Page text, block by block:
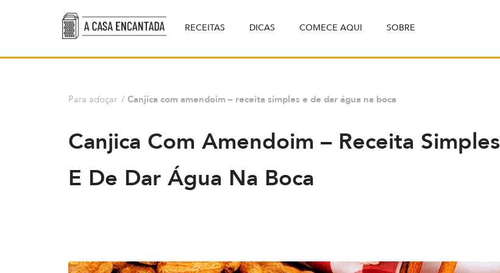
RECEITAS DICAS COMECE AQUI SOBRE
Para adoçar / Canjica com amendoim – receita simples e de dar água na boca
Canjica Com Amendoim – Receita Simples
E De Dar Água Na Boca